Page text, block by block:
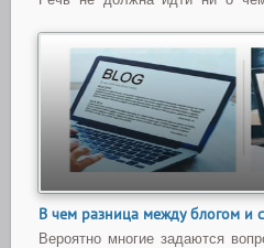
дальше »
В чем разница между блогом и
Вероятно многие задаются